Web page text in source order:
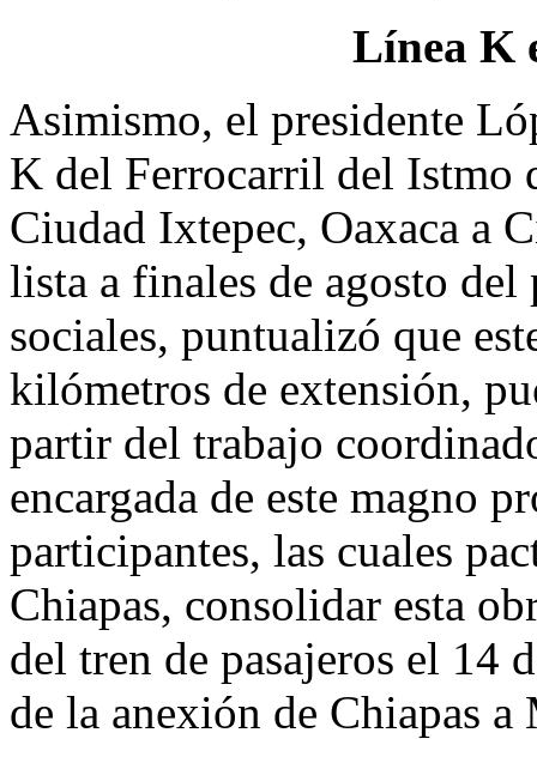
Línea K
Asimismo, el presidente
K del Ferrocarril del Istmo
Ciudad Ixtepec, Oaxaca a
lista a finales de agosto
sociales, puntualizó que
kilómetros de extensión,
partir del trabajo
encargada de este magno
participantes, las cuales
Chiapas, consolidar esta
del tren de pasajeros el 14
de la anexión de Chiapas a